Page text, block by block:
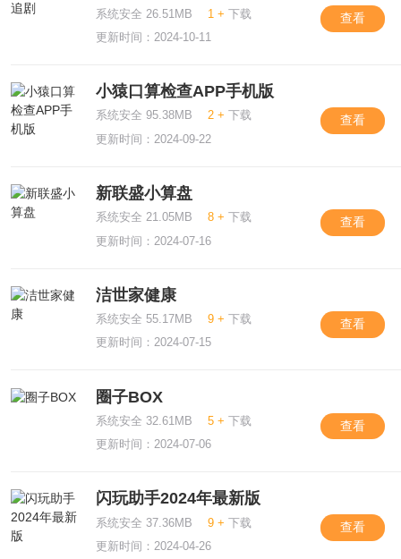
系统安全 26.51MB 1 + 下载
更新时间：2024-10-11
查看
小猿口算检查APP手机版
系统安全 95.38MB 2 + 下载
更新时间：2024-09-22
查看
新联盛小算盘
系统安全 21.05MB 8 + 下载
更新时间：2024-07-16
查看
洁世家健康
系统安全 55.17MB 9 + 下载
更新时间：2024-07-15
查看
圈子BOX
系统安全 32.61MB 5 + 下载
更新时间：2024-07-06
查看
闪玩助手2024年最新版
系统安全 37.36MB 9 + 下载
更新时间：2024-04-26
查看